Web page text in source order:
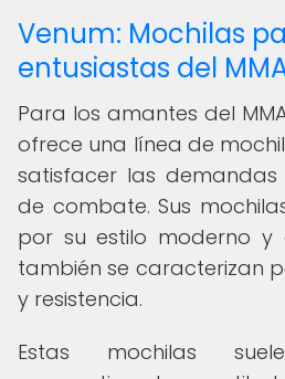
Venum: Mochilas
entusiastas del
Para los amantes del
ofrece una línea de
satisfacer las
de combate. Sus
por su estilo moderno y
también se caracterizan
y resistencia.
Estas mochilas